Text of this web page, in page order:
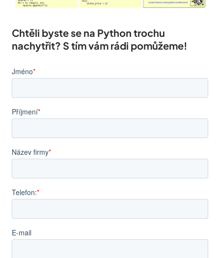
Chtěli byste se na Python trochu
nachytřit? S tím vám rádi pomůžeme!